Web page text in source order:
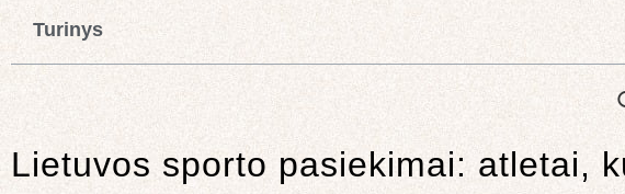
Turinys
Lietuvos sporto pasiekimai: atletai,